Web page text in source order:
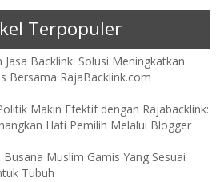
Terpopuler
Jasa Backlink: Solusi Meningkatkan
Bersama RajaBacklink.com
Makin Efektif dengan Rajabacklink:
Hati Pemilih Melalui Blogger
Muslim Gamis Yang Sesuai
Tubuh